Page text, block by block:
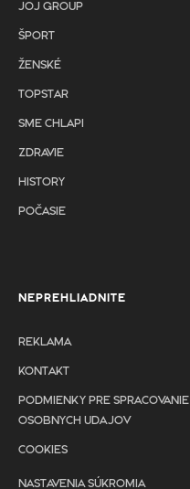
JOJ GROUP
ŠPORT
ŽENSKÉ
TOPSTAR
SME CHLAPI
ZDRAVIE
HISTORY
POČASIE
NEPREHLIADNITE
REKLAMA
KONTAKT
PODMIENKY PRE SPRACOVANIE
OSOBNYCH UDAJOV
COOKIES
NASTAVENIA SÚKROMIA